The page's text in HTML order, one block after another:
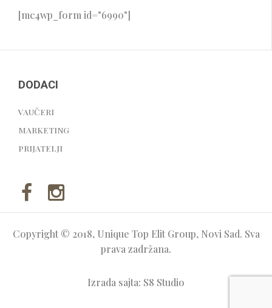
[mc4wp_form id="6990"]
DODACI
VAUČERI
MARKETING
PRIJATELJI
Copyright © 2018, Unique Top Elit Group, Novi Sad. Sva
prava zadržana.
Izrada sajta: S8 Studio